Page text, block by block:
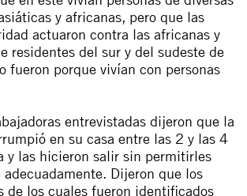
y africanas, pero que las
actuaron contra las africanas y
residentes del sur y del sudeste de
fueron porque vivían con personas
entrevistadas dijeron que la
en su casa entre las 2 y las 4
y las hicieron salir sin permitirles
Dijeron que los
de los cuales fueron identificados